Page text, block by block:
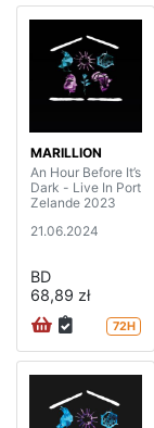
MARILLION
An Hour Before It’s
Dark - Live In Port
Zelande 2023
21.06.2024
BD
68,89 zł
72H